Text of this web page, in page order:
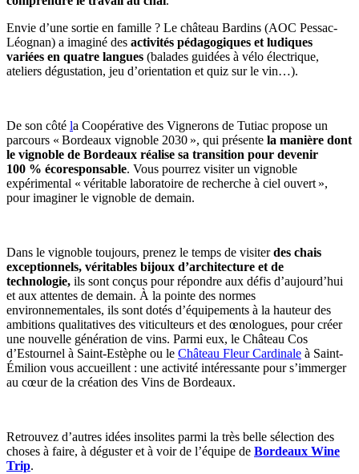
Envie d’une sortie en famille ? Le château Bardins (AOC Pessac-
Léognan) a imaginé des activités pédagogiques et ludiques
variées en quatre langues (balades guidées à vélo électrique,
ateliers dégustation, jeu d’orientation et quiz sur le vin…).
De son côté la Coopérative des Vignerons de Tutiac propose un
parcours « Bordeaux vignoble 2030 », qui présente la manière dont
le vignoble de Bordeaux réalise sa transition pour devenir
100 % écoresponsable. Vous pourrez visiter un vignoble
expérimental « véritable laboratoire de recherche à ciel ouvert »,
pour imaginer le vignoble de demain.
Dans le vignoble toujours, prenez le temps de visiterdes chais
exceptionnels, véritables bijoux d’architecture et de
technologie, ils sont conçus pour répondre aux défis d’aujourd’hui
et aux attentes de demain. À la pointe des normes
environnementales, ils sont dotés d’équipements à la hauteur des
ambitions qualitatives des viticulteurs et des œnologues, pour créer
une nouvelle génération de vins. Parmi eux, le Château Cos
d’Estournel à Saint-Estèphe ou le Château Fleur Cardinale à Saint-
Émilion vous accueillent : une activité intéressante pour s’immerger
au cœur de la création des Vins de Bordeaux.
Retrouvez d’autres idées insolites parmi la très belle sélection des
choses à faire, à déguster et à voir de l’équipe de Bordeaux Wine
Trip.